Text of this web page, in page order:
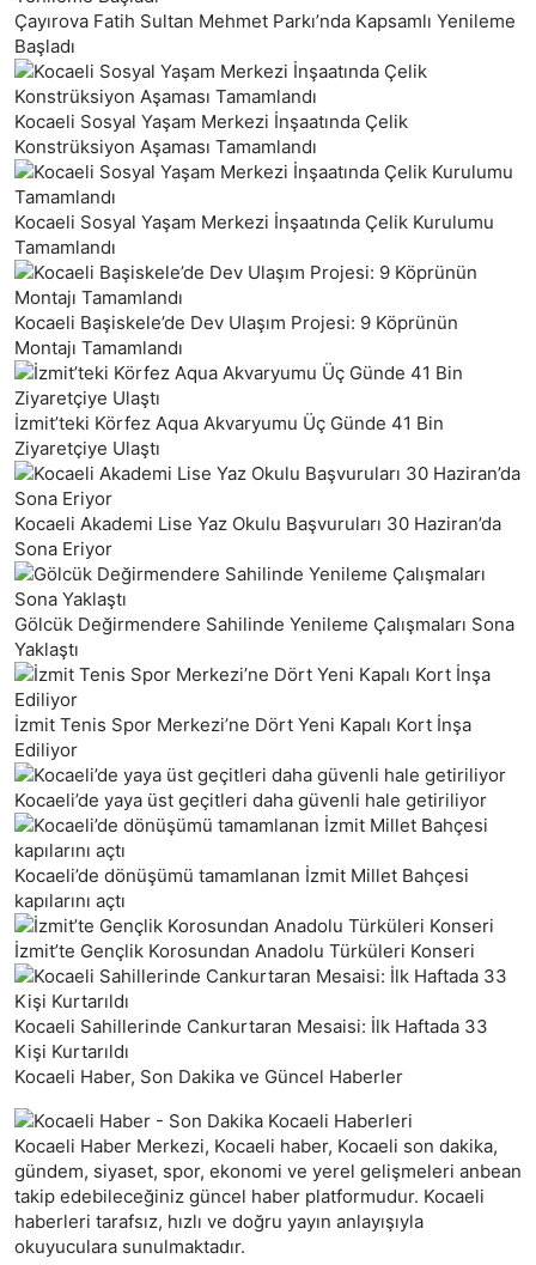
Çayırova Fatih Sultan Mehmet Parkı’nda Kapsamlı Yenileme
Başladı
Kocaeli Sosyal Yaşam Merkezi İnşaatında Çelik
Konstrüksiyon Aşaması Tamamlandı
Kocaeli Sosyal Yaşam Merkezi İnşaatında Çelik Kurulumu
Tamamlandı
Kocaeli Başiskele’de Dev Ulaşım Projesi: 9 Köprünün
Montajı Tamamlandı
İzmit’teki Körfez Aqua Akvaryumu Üç Günde 41 Bin
Ziyaretçiye Ulaştı
Kocaeli Akademi Lise Yaz Okulu Başvuruları 30 Haziran’da
Sona Eriyor
Gölcük Değirmendere Sahilinde Yenileme Çalışmaları Sona
Yaklaştı
İzmit Tenis Spor Merkezi’ne Dört Yeni Kapalı Kort İnşa
Ediliyor
Kocaeli’de yaya üst geçitleri daha güvenli hale getiriliyor
Kocaeli’de dönüşümü tamamlanan İzmit Millet Bahçesi
kapılarını açtı
İzmit’te Gençlik Korosundan Anadolu Türküleri Konseri
Kocaeli Sahillerinde Cankurtaran Mesaisi: İlk Haftada 33
Kişi Kurtarıldı
Kocaeli Haber, Son Dakika ve Güncel Haberler
Kocaeli Haber Merkezi, Kocaeli haber, Kocaeli son dakika,
gündem, siyaset, spor, ekonomi ve yerel gelişmeleri anbean
takip edebileceğiniz güncel haber platformudur. Kocaeli
haberleri tarafsız, hızlı ve doğru yayın anlayışıyla
okuyuculara sunulmaktadır.